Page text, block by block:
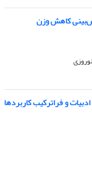
کاهش وزن
و فراترکیب کاربردها